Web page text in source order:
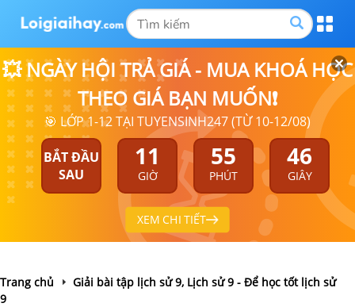
💥 NGÀY HỘI TRẢ GIÁ - MUA KHOÁ HỌC
THEO GIÁ BẠN MUỐN❗
🎯 LỚP 1-12 TẠI TUYENSINH247 (TỪ 10-12/08)
BẮT ĐẦU
SAU
11
GIỜ
55
PHÚT
46
GIÂY
XEM CHI TIẾT
Trang chủ
Giải bài tập lịch sử 9, Lịch sử 9 - Để học tốt lịch sử
9